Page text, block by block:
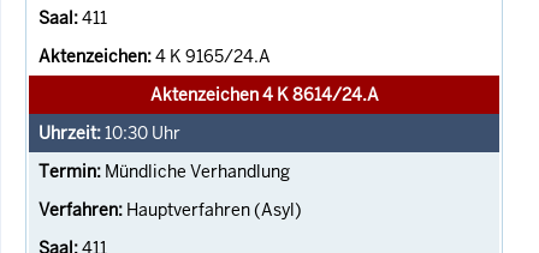
411
4 K 9165/24.A
Aktenzeichen 4 K 8614/24.A
10:30 Uhr
Mündliche Verhandlung
Hauptverfahren (Asyl)
411